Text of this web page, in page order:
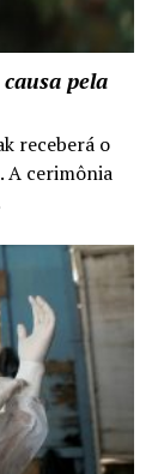
pela
receberá o
A cerimônia